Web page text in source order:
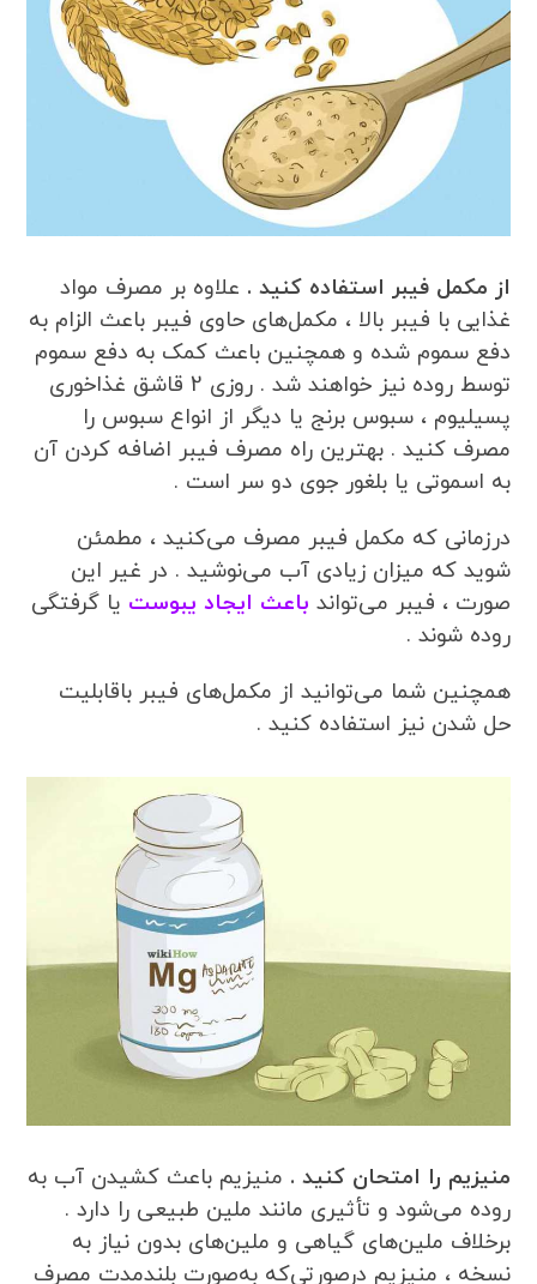
از مکمل فیبر استفاده کنید . علاوه بر مصرف مواد
غذایی با فیبر بالا ، مکمل‌های حاوی فیبر باعث الزام به
دفع سموم شده و همچنین باعث کمک به دفع سموم
توسط روده نیز خواهند شد . روزی 2 قاشق غذاخوری
پسیلیوم ، سبوس برنج یا دیگر از انواع سبوس را
مصرف کنید . بهترین راه مصرف فیبر اضافه کردن آن
به اسموتی یا بلغور جوی دو سر است .
درزمانی که مکمل فیبر مصرف می‌کنید ، مطمئن
شوید که میزان زیادی آب می‌نوشید . در غیر این
صورت ، فیبر می‌تواند باعث ایجاد یبوست یا گرفتگی
روده شوند .
همچنین شما می‌توانید از مکمل‌های فیبر باقابلیت
حل شدن نیز استفاده کنید .
منیزیم را امتحان کنید . منیزیم باعث کشیدن آب به
روده می‌شود و تأثیری مانند ملین طبیعی را دارد .
برخلاف ملین‌های گیاهی و ملین‌های بدون نیاز به
نسخه ، منیزیم درصورتی‌که به‌صورت بلندمدت مصرف